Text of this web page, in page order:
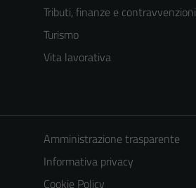
Tributi, finanze e contravvenzioni
Turismo
Vita lavorativa
Amministrazione trasparente
Informativa privacy
Cookie Policy